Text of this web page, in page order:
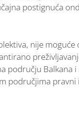
postignuća
nije moguće
području Balkana i
područjima pravni